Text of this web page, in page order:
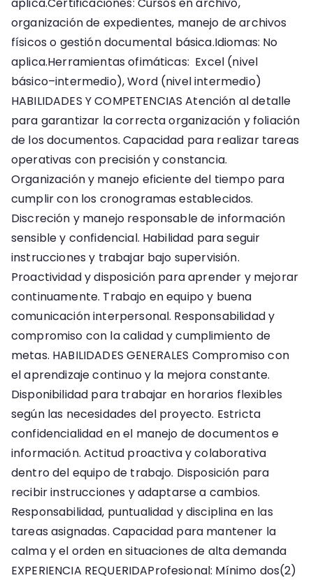
aplica.Certificaciones: Cursos en archivo,
organización de expedientes, manejo de archivos
físicos o gestión documental básica.Idiomas: No
aplica.Herramientas ofimáticas: Excel (nivel
básico–intermedio), Word (nivel intermedio)
HABILIDADES Y COMPETENCIAS Atención al detalle
para garantizar la correcta organización y foliación
de los documentos. Capacidad para realizar tareas
operativas con precisión y constancia.
Organización y manejo eficiente del tiempo para
cumplir con los cronogramas establecidos.
Discreción y manejo responsable de información
sensible y confidencial. Habilidad para seguir
instrucciones y trabajar bajo supervisión.
Proactividad y disposición para aprender y mejorar
continuamente. Trabajo en equipo y buena
comunicación interpersonal. Responsabilidad y
compromiso con la calidad y cumplimiento de
metas. HABILIDADES GENERALES Compromiso con
el aprendizaje continuo y la mejora constante.
Disponibilidad para trabajar en horarios flexibles
según las necesidades del proyecto. Estricta
confidencialidad en el manejo de documentos e
información. Actitud proactiva y colaborativa
dentro del equipo de trabajo. Disposición para
recibir instrucciones y adaptarse a cambios.
Responsabilidad, puntualidad y disciplina en las
tareas asignadas. Capacidad para mantener la
calma y el orden en situaciones de alta demanda
EXPERIENCIA REQUERIDAProfesional: Mínimo dos(2)